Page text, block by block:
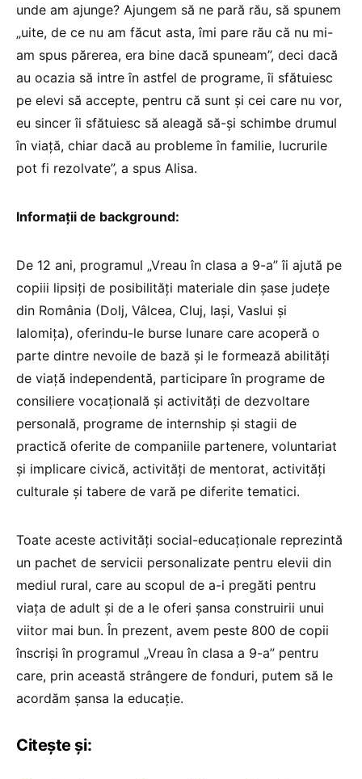
unde am ajunge? Ajungem să ne pară rău, să spunem
„uite, de ce nu am făcut asta, îmi pare rău că nu mi-
am spus părerea, era bine dacă spuneam”, deci dacă
au ocazia să intre în astfel de programe, îi sfătuiesc
pe elevi să accepte, pentru că sunt și cei care nu vor,
eu sincer îi sfătuiesc să aleagă să-și schimbe drumul
în viață, chiar dacă au probleme în familie, lucrurile
pot fi rezolvate”, a spus Alisa.
Informații de background:
De 12 ani, programul „Vreau în clasa a 9-a” îi ajută pe
copiii lipsiți de posibilități materiale din șase județe
din România (Dolj, Vâlcea, Cluj, Iaşi, Vaslui şi
Ialomiţa), oferindu-le burse lunare care acoperă o
parte dintre nevoile de bază şi le formează abilităţi
de viaţă independentă, participare în programe de
consiliere vocaţională şi activităţi de dezvoltare
personală, programe de internship şi stagii de
practică oferite de companiile partenere, voluntariat
şi implicare civică, activităţi de mentorat, activităţi
culturale şi tabere de vară pe diferite tematici.
Toate aceste activităţi social-educaţionale reprezintă
un pachet de servicii personalizate pentru elevii din
mediul rural, care au scopul de a-i pregăti pentru
viaţa de adult şi de a le oferi şansa construirii unui
viitor mai bun. În prezent, avem peste 800 de copii
înscrişi în programul „Vreau în clasa a 9-a” pentru
care, prin această strângere de fonduri, putem să le
acordăm şansa la educație.
Citește și: